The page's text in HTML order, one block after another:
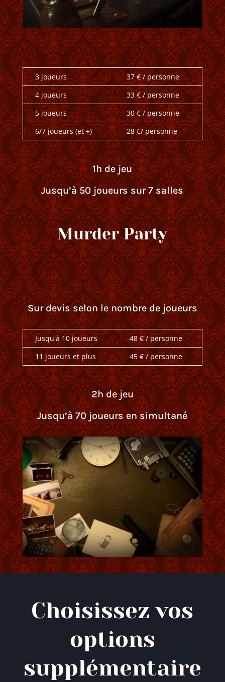
3 joueurs
37 € / personne
4 joueurs
33 € / personne
5 joueurs
30 € / personne
6/7 joueurs (et +)
28 €/ personne
1h de jeu
Jusqu’à 50 joueurs sur 7 salles
Murder Party
Sur devis selon le nombre de joueurs
Jusqu'à 10 joueurs
48 € / personne
11 joueurs et plus
45 € / personne
2h de jeu
Jusqu’à 70 joueurs en simultané
Choisissez vos
options
supplémentaire